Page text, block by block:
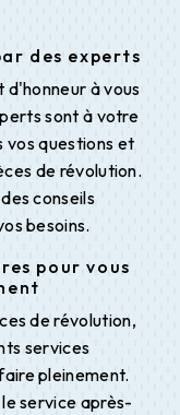
des experts
d'honneur à vous
sont à votre
vos questions et
de révolution.
conseils
besoins.
pour vous
de révolution,
services
pleinement.
service après-